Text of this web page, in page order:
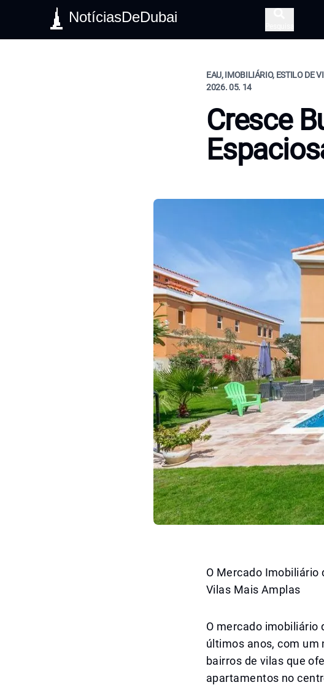
NotíciasDeDubai
EAU, IMOBILIÁRIO, ESTILO DE
2026. 05. 14
Cresce
O Mercado Imobiliário
Vilas Mais Amplas
O mercado imobiliário
últimos anos, com um
bairros de vilas que
apartamentos no